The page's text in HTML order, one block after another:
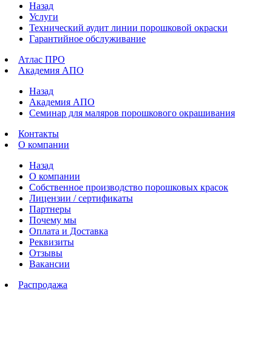
Назад
Услуги
Технический аудит линии порошковой окраски
Гарантийное обслуживание
Атлас ПРО
Академия АПО
Назад
Академия АПО
Семинар для маляров порошкового окрашивания
Контакты
О компании
Назад
О компании
Собственное производство порошковых красок
Лицензии / сертификаты
Партнеры
Почему мы
Оплата и Доставка
Реквизиты
Отзывы
Вакансии
Распродажа